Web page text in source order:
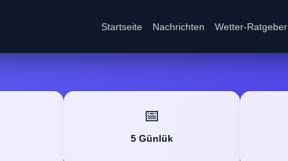
Startseite Nachrichten Wetter-Ratgeber
📅
5 Günlük